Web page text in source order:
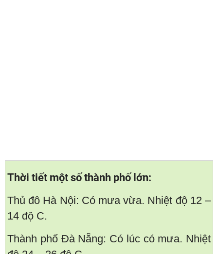
Thời tiết một số thành phố lớn:
Thủ đô Hà Nội: Có mưa vừa. Nhiệt độ 12 –
14 độ C.
Thành phố Đà Nẵng: Có lúc có mưa. Nhiệt